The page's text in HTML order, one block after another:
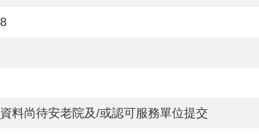
料尚待安老院及/或認可服務單位提交